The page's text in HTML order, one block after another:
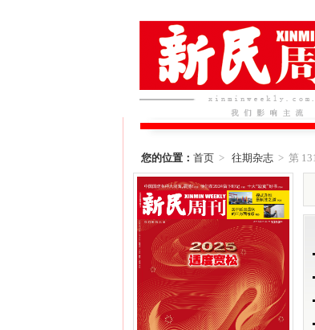
您的位置： 首页 > 往期杂志 > 第